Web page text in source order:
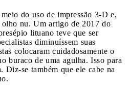
do uso de impressão 3-D e,
nu. Um artigo de 2017 do
lituano teve que ser
diminuíssem suas
colocaram cuidadosamente o
buraco de uma agulha. Isso para
Diz-se também que ele cabe na